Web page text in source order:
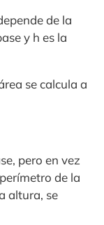
de la
y h es la
se calcula a
pero en vez
de la
altura, se